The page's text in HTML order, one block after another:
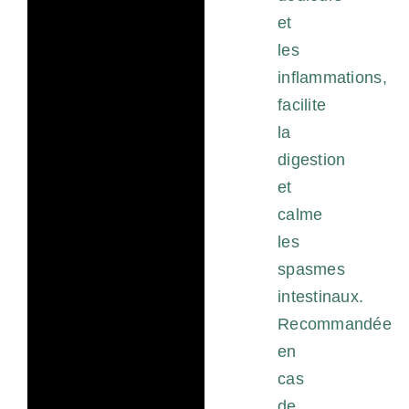
et
les
inflammations,
facilite
la
digestion
et
calme
les
spasmes
intestinaux.
Recommandée
en
cas